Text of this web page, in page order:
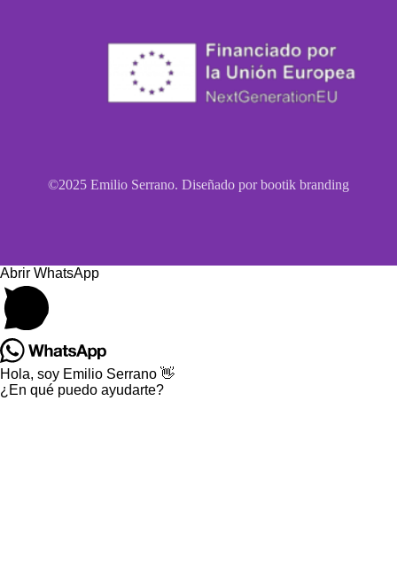
©2025 Emilio Serrano. Diseñado por bootik branding
Abrir WhatsApp
Hola, soy Emilio Serrano 👋
¿En qué puedo ayudarte?